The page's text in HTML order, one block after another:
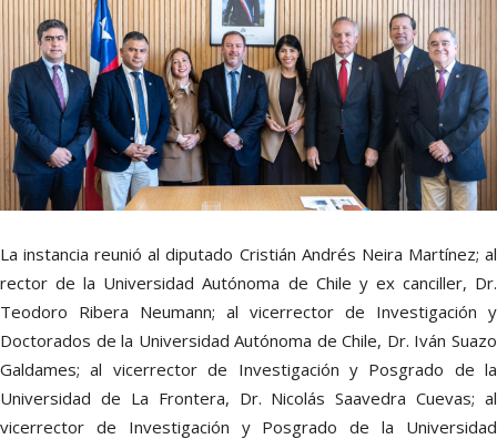
La instancia reunió al diputado Cristián Andrés Neira Martínez; al
rector de la Universidad Autónoma de Chile y ex canciller, Dr.
Teodoro Ribera Neumann; al vicerrector de Investigación y
Doctorados de la Universidad Autónoma de Chile, Dr. Iván Suazo
Galdames; al vicerrector de Investigación y Posgrado de la
Universidad de La Frontera, Dr. Nicolás Saavedra Cuevas; al
vicerrector de Investigación y Posgrado de la Universidad